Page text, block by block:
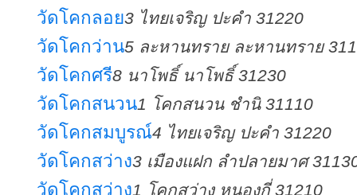
วัดโคกลอย3 ไทยเจริญ ปะคำ 31220
วัดโคกว่าน5 ละหานทราย ละหานทราย
วัดโคกศรี8 นาโพธิ์ นาโพธิ์ 31230
วัดโคกสนวน1 โคกสนวน ชำนิ 31110
วัดโคกสมบูรณ์4 ไทยเจริญ ปะคำ 31220
วัดโคกสว่าง3 เมืองแฝก ลำปลายมาศ
วัดโคกสว่าง1 โคกสว่าง หนองกี่ 31210